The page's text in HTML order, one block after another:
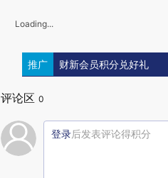
Loading...
推广 财新会员积分兑好礼
评论区 0
登录后发表评论得积分